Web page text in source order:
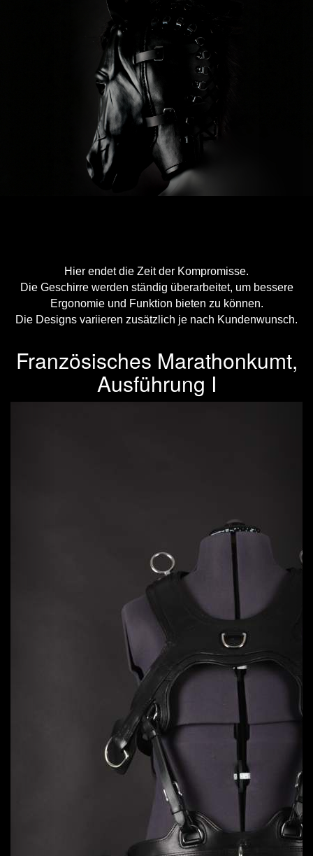
Hier endet die Zeit der Kompromisse.
Die Geschirre werden ständig überarbeitet, um bessere
Ergonomie und Funktion bieten zu können.
Die Designs variieren zusätzlich je nach Kundenwunsch.
Französisches Marathonkumt,
Ausführung I